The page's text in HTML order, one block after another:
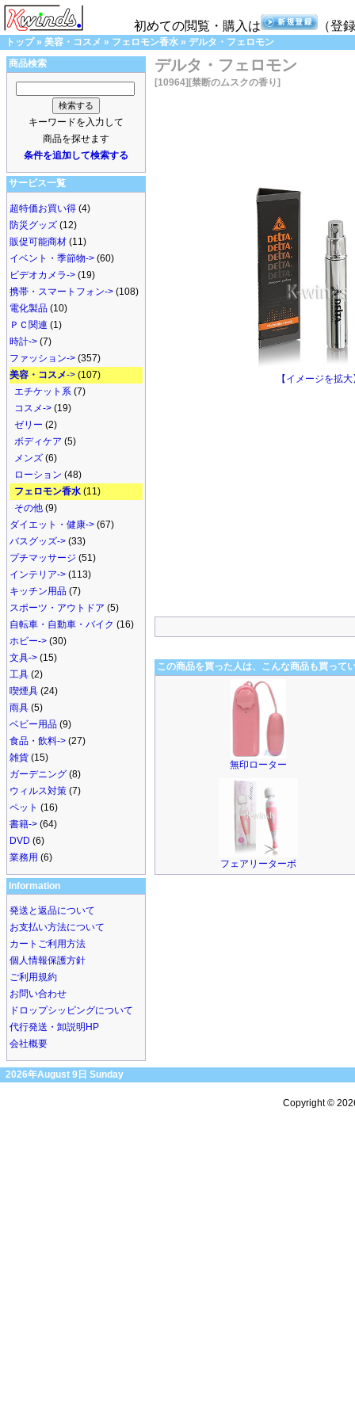
初めての閲覧・購入は （登
トップ» 美容・コスメ » フェロモン香水 » デルタ・フェロモン
商品検索
キーワードを入力して
商品を探せます
条件を追加して検索する
サービス一覧
超特価お買い得 (4)
防災グッズ (12)
販促可能商材 (11)
イベント・季節物-> (60)
ビデオカメラ-> (19)
携帯・スマートフォン-> (108)
電化製品 (10)
ＰＣ関連 (1)
時計-> (7)
ファッション-> (357)
美容・コスメ-> (107)
エチケット系 (7)
コスメ-> (19)
ゼリー (2)
ボディケア (5)
メンズ (6)
ローション (48)
フェロモン香水 (11)
その他 (9)
ダイエット・健康-> (67)
バスグッズ-> (33)
プチマッサージ (51)
インテリア-> (113)
キッチン用品 (7)
スポーツ・アウトドア (5)
自転車・自動車・バイク (16)
ホビー-> (30)
文具-> (15)
工具 (2)
喫煙具 (24)
雨具 (5)
ベビー用品 (9)
食品・飲料-> (27)
雑貨 (15)
ガーデニング (8)
ウィルス対策 (7)
ペット (16)
書籍-> (64)
DVD (6)
業務用 (6)
Information
発送と返品について
お支払い方法について
カートご利用方法
個人情報保護方針
ご利用規約
お問い合わせ
ドロップシッピングについて
代行発送・卸説明HP
会社概要
デルタ・フェロモン
[10964] [禁断のムスクの香り]
【イメージを拡大
この商品を買った人は、こんな商品も買って
無印ローター
フェアリーターボ
2026年August 9日 Sunday
Copyright ©